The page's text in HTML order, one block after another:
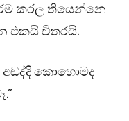
කරල තියෙන්නෙ
එකයි විතරයි.
අඬද්දි කොහොමද